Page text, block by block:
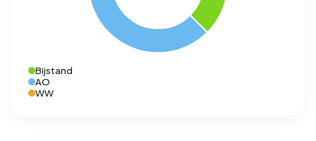
Bijstand
AO
WW